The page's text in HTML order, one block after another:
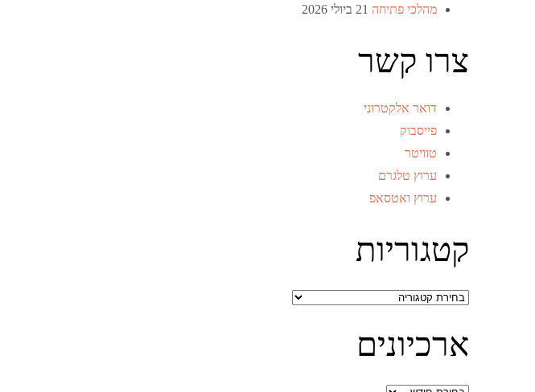
מהלכי פתיחה 21 ביולי 2026
צרו קשר
דואר אלקטרוני
פייסבוק
טוויטר
ערוץ טלגרם
ערוץ ואטסאפ
קטגוריות
קטגוריות
ארכיונים